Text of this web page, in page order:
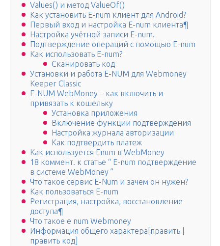
Values() и метод ValueOf()
Как установить E-num клиент для Android?
Первый вход и настройка E-num клиента¶
Настройка учётной записи E-num.
Подтверждение операций с помощью E-num
Как использовать E-num?
Сканировать код
Установки и работа E-NUM для Webmoney
Keeper Classic
E-NUM WebMoney – как включить и
привязать к кошельку
Установка приложения
Включение функции подтверждения
Настройка журнала авторизации
Как подтвердить платеж
Как используется Enum в WebMoney
18 коммент. к статье “ E-num подтверждение
в системе WebMoney ”
Что такое сервис E-Num и зачем он нужен?
Как пользоваться E-num
Регистрация, настройка, восстановление
доступа¶
Что такое e num Webmoney
Информация общего характера[править |
править код]